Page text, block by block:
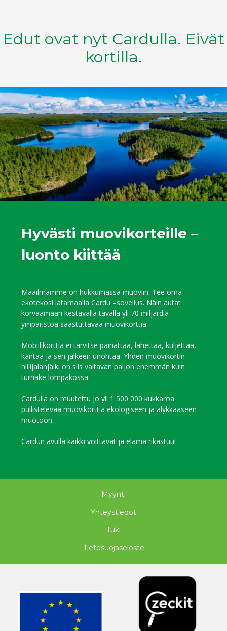
Edut ovat nyt Cardulla. Eivät
kortilla.
Hyvästi muovikorteille –
luonto kiittää
Maailmamme on hukkumassa muoviin. Tee oma
ekotekosi latamaalla Cardu –sovellus. Näin autat
korvaamaan kestävällä tavalla yli 70 miljardia
ympäristöä saastuttavaa muovikorttia.
Mobiilikorttia ei tarvitse painattaa, lähettää, kuljettaa,
kantaa ja sen jälkeen unohtaa. Yhden muovikortin
hiilijalanjälki on siis valtavan paljon enemmän kuin
turhake lompakossa.
Cardulla on muutettu jo yli 1 500 000 kukkaroa
pullistelevaa muovikorttia ekologiseen ja älykkääseen
muotoon.
Cardun avulla kaikki voittavat ja elämä rikastuu!
Myynti
Yhteystiedot
Tuki
Tietosuojaseloste